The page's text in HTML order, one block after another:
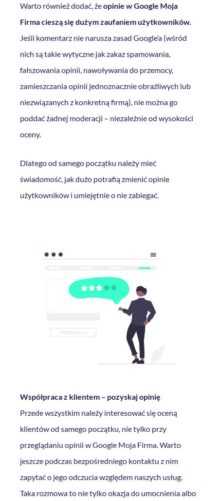
Warto również dodać, żeopinie w Google Moja
Firma cieszą się dużym zaufaniem użytkowników.
Jeśli komentarz nie narusza zasad Google’a (wśród
nich są takie wytyczne jak zakaz spamowania,
fałszowania opinii, nawoływania do przemocy,
zamieszczania opinii jednoznacznie obraźliwych lub
niezwiązanych z konkretną firmą), nie można go
poddać żadnej moderacji – niezależnie od wysokości
oceny.
Dlatego od samego początku należy mieć
świadomość, jak dużo potrafią zmienić opinie
użytkowników i umiejętnie o nie zabiegać.
Współpraca z klientem – pozyskaj opinię
Przede wszystkim należy interesować się oceną
klientów od samego początku, nie tylko przy
przeglądaniu opinii w Google Moja Firma. Warto
jeszcze podczas bezpośredniego kontaktu z nim
zapytać o jego odczucia względem naszych usług.
Taka rozmowa to nie tylko okazja do umocnienia albo